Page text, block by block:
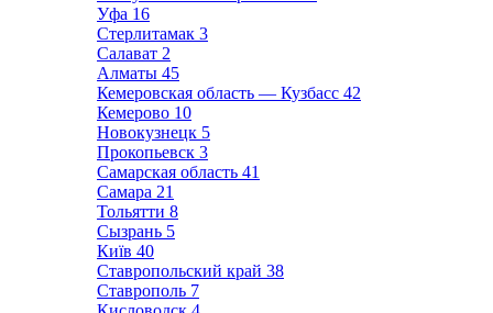
Уфа 16
Стерлитамак 3
Салават 2
Алматы 45
Кемеровская область — Кузбасс 42
Кемерово 10
Новокузнецк 5
Прокопьевск 3
Самарская область 41
Самара 21
Тольятти 8
Сызрань 5
Київ 40
Ставропольский край 38
Ставрополь 7